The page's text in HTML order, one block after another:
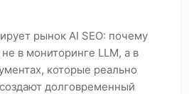
рынок AI SEO: почему
в мониторинге LLM, а в
которые реально
долговременный